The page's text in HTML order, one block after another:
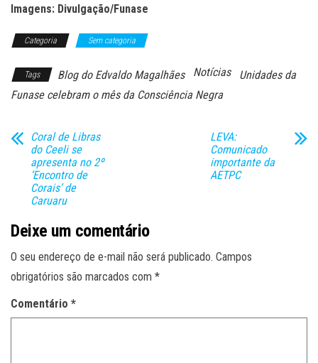
Imagens: Divulgação/Funase
Categoria Sem categoria
Tags Blog do Edvaldo Magalhães Notícias
Unidades da
Funase celebram o mês da Consciência Negra
Coral de Libras
do Ceeli se
apresenta no 2º
‘Encontro de
Corais’ de
Caruaru
LEVA:
Comunicado
importante da
AETPC
Deixe um comentário
O seu endereço de e-mail não será publicado. Campos
obrigatórios são marcados com *
Comentário *